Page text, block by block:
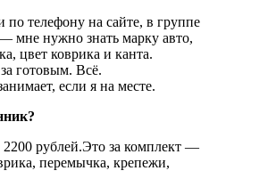
по телефону на сайте, в группе
мне нужно знать марку авто,
цвет коврика и канта.
готовым. Всё.
если я на месте.
рублей.Это за комплект —
перемычка, крепежи,